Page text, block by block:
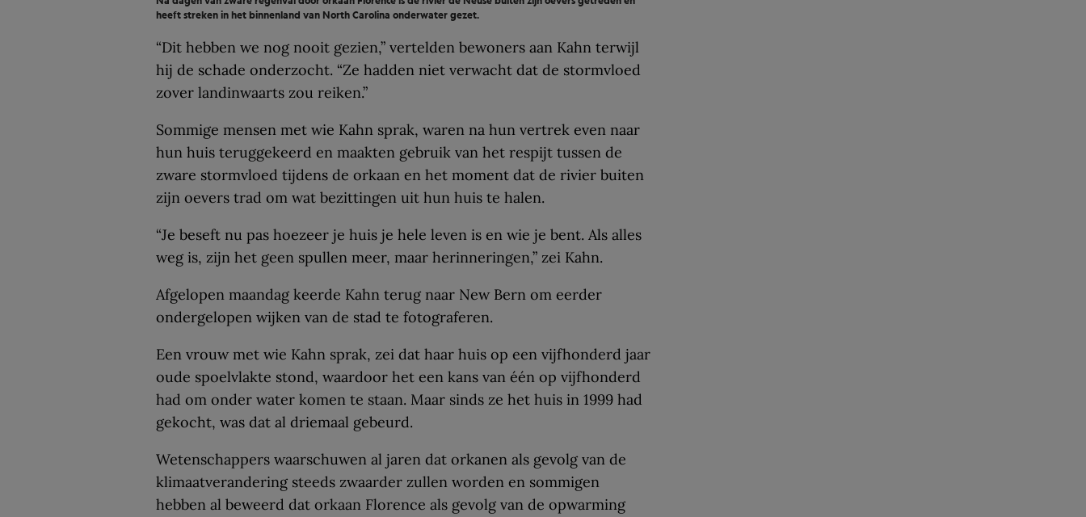
heeft streken in het binnenland van North Carolina onderwater gezet.
“Dit hebben we nog nooit gezien,” vertelden bewoners aan Kahn terwijl
hij de schade onderzocht. “Ze hadden niet verwacht dat de stormvloed
zover landinwaarts zou reiken.”
Sommige mensen met wie Kahn sprak, waren na hun vertrek even naar
hun huis teruggekeerd en maakten gebruik van het respijt tussen de
zware stormvloed tijdens de orkaan en het moment dat de rivier buiten
zijn oevers trad om wat bezittingen uit hun huis te halen.
“Je beseft nu pas hoezeer je huis je hele leven is en wie je bent. Als alles
weg is, zijn het geen spullen meer, maar herinneringen,” zei Kahn.
Afgelopen maandag keerde Kahn terug naar New Bern om eerder
ondergelopen wijken van de stad te fotograferen.
Een vrouw met wie Kahn sprak, zei dat haar huis op een vijfhonderd jaar
oude spoelvlakte stond, waardoor het een kans van één op vijfhonderd
had om onder water komen te staan. Maar sinds ze het huis in 1999 had
gekocht, was dat al driemaal gebeurd.
Wetenschappers waarschuwen al jaren dat orkanen als gevolg van de
klimaatverandering steeds zwaarder zullen worden en sommigen
hebben al beweerd dat orkaan Florence als gevolg van de opwarming